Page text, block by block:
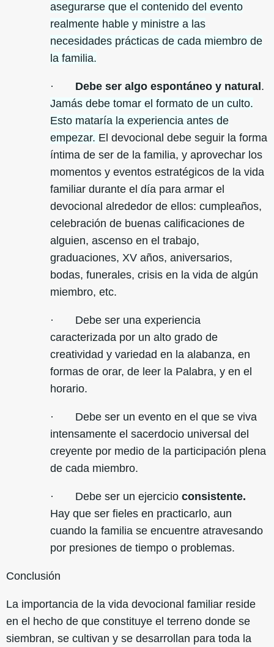
asegurarse que el contenido del evento
realmente hable y ministre a las
necesidades prácticas de cada miembro de
la familia.
· Debe ser algo espontáneo y natural .
Jamás debe tomar el formato de un culto.
Esto mataría la experiencia antes de
empezar. El devocional debe seguir la forma
íntima de ser de la familia, y aprovechar los
momentos y eventos estratégicos de la vida
familiar durante el día para armar el
devocional alrededor de ellos: cumpleaños,
celebración de buenas calificaciones de
alguien, ascenso en el trabajo,
graduaciones, XV años, aniversarios,
bodas, funerales, crisis en la vida de algún
miembro, etc.
· Debe ser una experiencia
caracterizada por un alto grado de
creatividad y variedad en la alabanza, en
formas de orar, de leer la Palabra, y en el
horario.
· Debe ser un evento en el que se viva
intensamente el sacerdocio universal del
creyente por medio de la participación plena
de cada miembro.
· Debe ser un ejercicio consistente.
Hay que ser fieles en practicarlo, aun
cuando la familia se encuentre atravesando
por presiones de tiempo o problemas.
Conclusión
La importancia de la vida devocional familiar reside
en el hecho de que constituye el terreno donde se
siembran, se cultivan y se desarrollan para toda la